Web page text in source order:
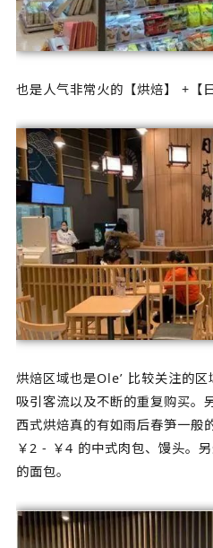
也是人气非常火的【烘焙】 +【
烘焙区域也是Ole’ 比较关注的
吸引客流以及不断的重复购买。
西式烘焙真的有如雨后春笋一般
￥2 - ￥4 的中式肉包、馒头。
的面包。